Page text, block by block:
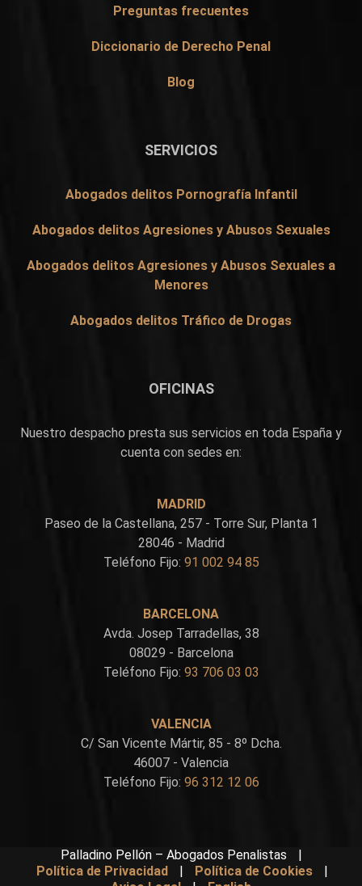
Preguntas frecuentes
Diccionario de Derecho Penal
Blog
SERVICIOS
Abogados delitos Pornografía Infantil
Abogados delitos Agresiones y Abusos Sexuales
Abogados delitos Agresiones y Abusos Sexuales a
Menores
Abogados delitos Tráfico de Drogas
OFICINAS
Nuestro despacho presta sus servicios en toda España y
cuenta con sedes en:
MADRID
Paseo de la Castellana, 257 - Torre Sur, Planta 1
28046 - Madrid
Teléfono Fijo: 91 002 94 85
BARCELONA
Avda. Josep Tarradellas, 38
08029 - Barcelona
Teléfono Fijo: 93 706 03 03
VALENCIA
C/ San Vicente Mártir, 85 - 8º Dcha.
46007 - Valencia
Teléfono Fijo: 96 312 12 06
Palladino Pellón – Abogados Penalistas
|
Política de Privacidad
| Política de Cookies
|